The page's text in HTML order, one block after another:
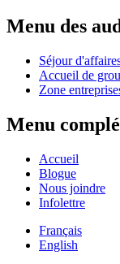
Menu des
Séjour
Accueil de
Zone
Menu
Accueil
Blogue
Nous joindre
Infolettre
Français
English